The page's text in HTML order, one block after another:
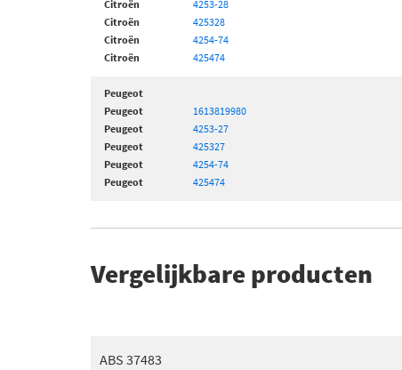
Citroën
4253-28
Citroën
425328
Citroën
4254-74
Citroën
425474
Peugeot
Peugeot
1613819980
Peugeot
4253-27
Peugeot
425327
Peugeot
4254-74
Peugeot
425474
Vergelijkbare producten
ABS 37483